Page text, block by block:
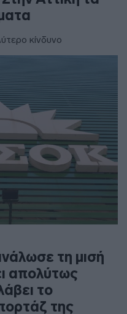
κίνδυνο
τη μισή
απολύτως
το
της